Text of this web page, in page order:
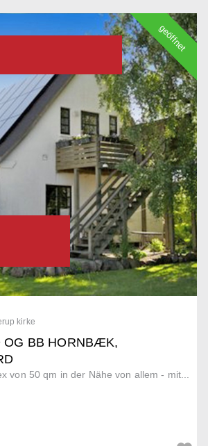
kirke
OG BB HORNBÆK,
von 50 qm in der Nähe von allem - mit...
geöffnet